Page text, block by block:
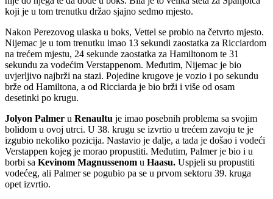
koji je u tom trenutku držao sjajno sedmo mjesto.
Nakon Perezovog ulaska u boks, Vettel se probio na četvrto mjesto.
Nijemac je u tom trenutku imao 13 sekundi zaostatka za Ricciardom
na trećem mjestu, 24 sekunde zaostatka za Hamiltonom te 31
sekundu za vodećim Verstappenom. Međutim, Nijemac je bio
uvjerljivo najbrži na stazi. Pojedine krugove je vozio i po sekundu
brže od Hamiltona, a od Ricciarda je bio brži i više od osam
desetinki po krugu.
Jolyon Palmer u Renaultu je imao posebnih problema sa svojim
bolidom u ovoj utrci. U 38. krugu se izvrtio u trećem zavoju te je
izgubio nekoliko pozicija. Nastavio je dalje, a tada je došao i vodeći
Verstappen kojeg je morao propustiti. Međutim, Palmer je bio i u
borbi sa Kevinom Magnussenom u Haasu. Uspjeli su propustiti
vodećeg, ali Palmer se pogubio pa se u prvom sektoru 39. kruga
opet izvrtio.